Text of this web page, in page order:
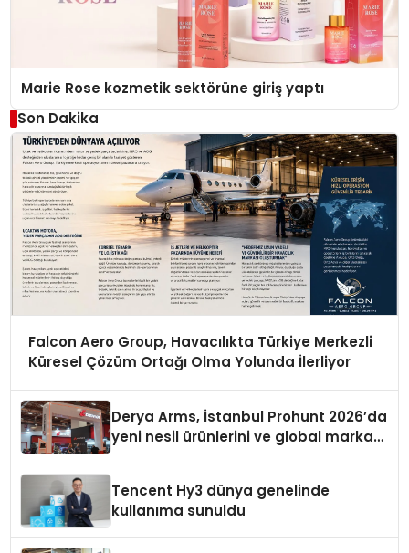
Marie Rose kozmetik sektörüne giriş yaptı
Son Dakika
Falcon Aero Group, Havacılıkta Türkiye Merkezli
Küresel Çözüm Ortağı Olma Yolunda İlerliyor
Derya Arms, İstanbul Prohunt 2026’da
yeni nesil ürünlerini ve global marka
Tencent Hy3 dünya genelinde
kullanıma sunuldu